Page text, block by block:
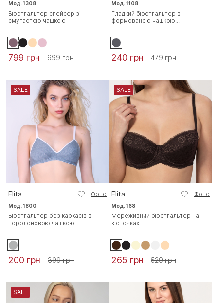
Мод. 1308
Бюстгальтер спейсер зі
смугастою чашкою
799 грн 999 грн
Мод. 1108
Гладкий бюстгальтер з
формованою чашкою...
240 грн 479 грн
SALE
Elita Фото
Мод. 1800
Бюстгальтер без каркасів з
поролоновою чашкою
200 грн 399 грн
SALE
Elita Фото
Мод. 168
Мереживний бюстгальтер на
кісточках
265 грн 529 грн
SALE